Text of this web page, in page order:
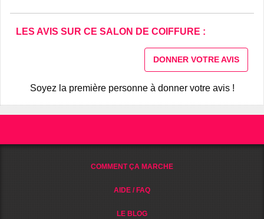
LES AVIS SUR CE SALON DE COIFFURE :
DONNER VOTRE AVIS
Soyez la première personne à donner votre avis !
COMMENT ÇA MARCHE
AIDE / FAQ
LE BLOG